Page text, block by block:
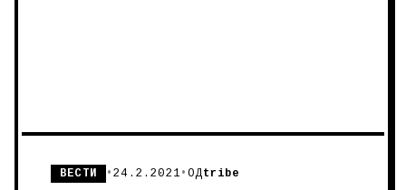
ВЕСТИ •24.2.2021 •ОДtribe